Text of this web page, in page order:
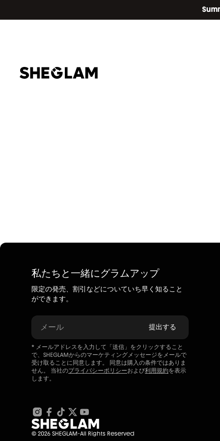
私たちと一緒にグラムアップ
限定の発売、割引などについていち早く知ること
ができます。
メール 提出する
* メールアドレスを入力して「送信」をクリックすること
で、SHEGLAMからのマーケティングメッセージをメールで
受け取ることに同意します。 同意は購入の条件ではありま
せん。 当社のプライバシーポリシーおよび利用規約を表示
します。
© 2026 SHEGLAM-All Rights Reserved